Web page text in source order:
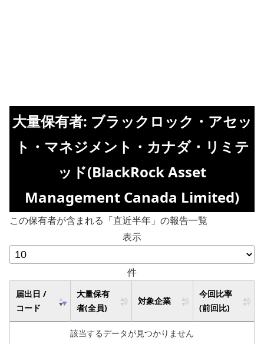
大量保有者: ブラックロック・アセッ
ト・マネジメント・カナダ・リミテ
ッド(BlackRock Asset
Management Canada Limited)
この保有者が含まれる「直近半年」の報告一覧
表示
件
届出日 /
コード
大量保有
者(全員)
対象企業
今回比率
(前回比)
該当するデータが見つかりません